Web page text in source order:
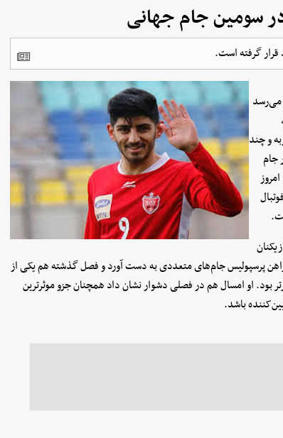
سومین جام جهانی
گرفته است.
می‌رسد
و چند
جام
امروز
پرسپولیس جام‌های متعددی به دست آورد و فصل گذشته هم یکی از
بود. او امسال هم در فصلی دشوار نشان داد همچنان جزو موثرترین
باشد.